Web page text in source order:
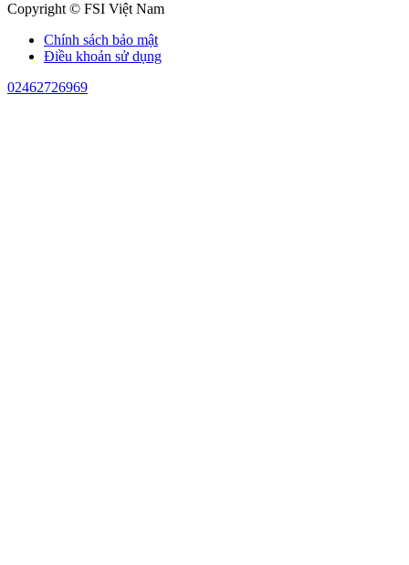
Copyright © FSI Việt Nam
Chính sách bảo mật
Điều khoản sử dụng
02462726969